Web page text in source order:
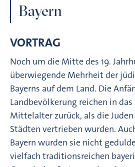
Bayern
VORTRAG
Noch um die Mitte des 19.
überwiegende Mehrheit der
Bayerns auf dem Land. Die
Landbevölkerung reichen in
Mittelalter zurück, als die
Städten vertrieben wurden.
Bayern wurden sie nicht
vielfach traditionsreichen